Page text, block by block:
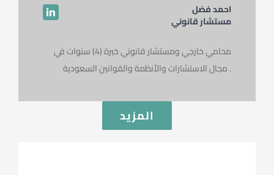
احمد فضل
مستشار قانوني
محامي خارجي ومستشار قانوني خبرة (4) سنوات في
مجال الاستشارات والأنظمة والقوانين السعودية .
المزيد